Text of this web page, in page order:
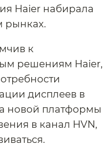
Haier набирала
рынках.
к
решениям Haier,
дисплеев в
новой платформы
в канал HVN,